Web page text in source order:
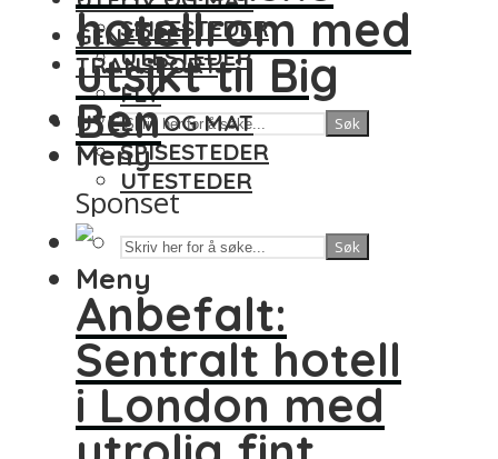
SPISESTEDER
UTESTEDER
Søk
Meny
GENERELT
TRANSPORT
FLY
UTELIV OG MAT
SPISESTEDER
UTESTEDER
Søk
Meny
hotellrom med
utsikt til Big
Ben
Sponset
Anbefalt:
Sentralt hotell
i London med